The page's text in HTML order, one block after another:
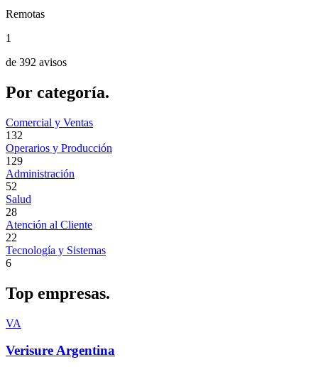
Remotas
1
de 392 avisos
Por categoría.
Comercial y Ventas
132
Operarios y Producción
129
Administración
52
Salud
28
Atención al Cliente
22
Tecnología y Sistemas
6
Top empresas.
VA
Verisure Argentina